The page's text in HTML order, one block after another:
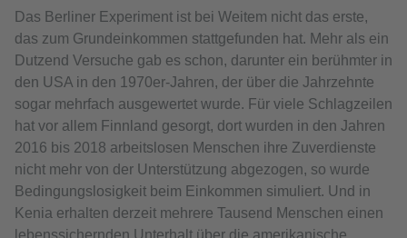
Das Berliner Experiment ist bei Weitem nicht das erste,
das zum Grundeinkommen stattgefunden hat. Mehr als ein
Dutzend Versuche gab es schon, darunter ein berühmter in
den USA in den 1970er-Jahren, der über die Jahrzehnte
sogar mehrfach ausgewertet wurde. Für viele Schlagzeilen
hat vor allem Finnland gesorgt, dort wurden in den Jahren
2016 bis 2018 arbeitslosen Menschen ihre Zuverdienste
nicht mehr von der Unterstützung abgezogen, so wurde
Bedingungslosigkeit beim Einkommen simuliert. Und in
Kenia erhalten derzeit mehrere Tausend Menschen einen
lebenssichernden Unterhalt über die amerikanische